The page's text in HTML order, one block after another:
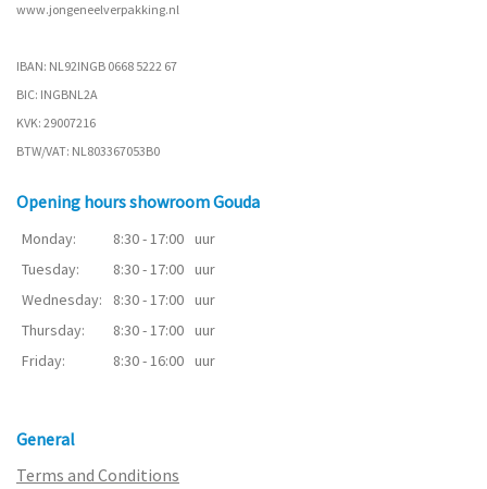
www.jongeneelverpakking.nl
IBAN: NL92INGB 0668 5222 67
BIC: INGBNL2A
KVK: 29007216
BTW/VAT: NL803367053B0
Opening hours showroom Gouda
Monday: 8:30 - 17:00 uur
Tuesday:
8:30 - 17:00 uur
Wednesday:
8:30 - 17:00 uur
Thursday:
8:30 - 17:00 uur
Friday:
8:30 - 16:00 uur
General
Terms and Conditions